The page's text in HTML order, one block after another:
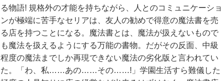
る物語! 規格外の才能を持ちながら、人とのコミュニケーショ
ンが極端に苦手なセリアは、友人の勧めで得意の魔法書を売
る店を持つことになる。魔法書とは、魔法が扱えないもので
も魔法を扱えるようにする万能の書物。だがその反面、中級
程度の魔法までしか再現できない魔法の劣化版と言われてい
た。「わ、私……あの……その……!」学園生活すら難儀した